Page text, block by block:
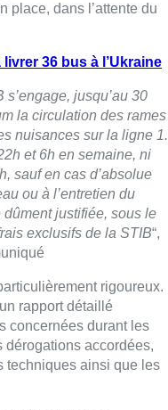
place, dans l’attente du
36 bus à l’Ukraine
jusqu’au 30
la circulation des rames
nuisances sur la ligne 1.
et 6h en semaine, ni
sauf en cas d’absolue
ou à l’entretien du
justifiée, sous le
exclusifs de la STIB“,
rigoureux.
rapport détaillé
concernées durant les
dérogations accordées,
techniques ainsi que les